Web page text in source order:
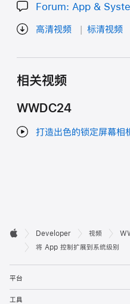
Forum: App &
高清视频 标清视频
相关视频
WWDC24
打造出色的锁定屏幕相
开
者
页

Apple
Developer 视频
将 App 控制扩展到系统级别
平台
工具